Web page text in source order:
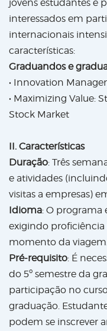
jovens estudantes e
interessados em
internacionais
características:
Graduandos e
• Innovation
• Maximizing Value:
Stock Market
II. Características
Duração: Três
e atividades
visitas a empresas)
Idioma: O programa
exigindo
momento da
Pré-requisito: É
do 5º semestre da
participação no
graduação.
podem se inscrever